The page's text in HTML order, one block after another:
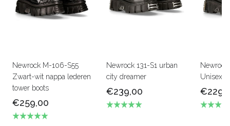
Newrock M-106-S55
Zwart-wit nappa lederen
tower boots
€259,00
Newrock 131-S1 urban
city dreamer
€239,00
Unisex